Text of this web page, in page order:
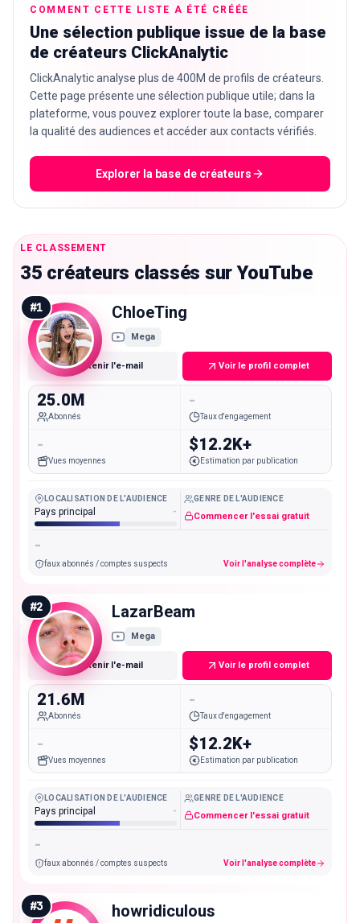
COMMENT CETTE LISTE A ÉTÉ CRÉÉE
Une sélection publique issue de la base
de créateurs ClickAnalytic
ClickAnalytic analyse plus de 400M de profils de créateurs.
Cette page présente une sélection publique utile; dans la
plateforme, vous pouvez explorer toute la base, comparer
la qualité des audiences et accéder aux contacts vérifiés.
Explorer la base de créateurs
LE CLASSEMENT
35 créateurs classés sur YouTube
#1 ChloeTing
Mega
Obtenir l'e-mail Voir le profil complet
25.0M
Abonnés
-
Taux d'engagement
-
Vues moyennes
$12.2K+
Estimation par publication
LOCALISATION DE L'AUDIENCE
Pays principal -
GENRE DE L'AUDIENCE
Commencer l'essai gratuit
-
faux abonnés / comptes suspects Voir l'analyse complète
#2 LazarBeam
Mega
Obtenir l'e-mail Voir le profil complet
21.6M
Abonnés
-
Taux d'engagement
-
Vues moyennes
$12.2K+
Estimation par publication
LOCALISATION DE L'AUDIENCE
Pays principal -
GENRE DE L'AUDIENCE
Commencer l'essai gratuit
-
faux abonnés / comptes suspects Voir l'analyse complète
#3 howridiculous